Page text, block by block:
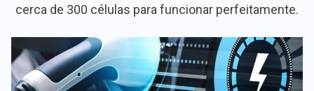
cerca de 300 células para funcionar perfeitamente.